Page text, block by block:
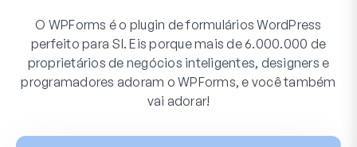
O WPForms é o plugin de formulários WordPress
perfeito para SI. Eis porque mais de 6.000.000 de
proprietários de negócios inteligentes, designers e
programadores adoram o WPForms, e você também
vai adorar!